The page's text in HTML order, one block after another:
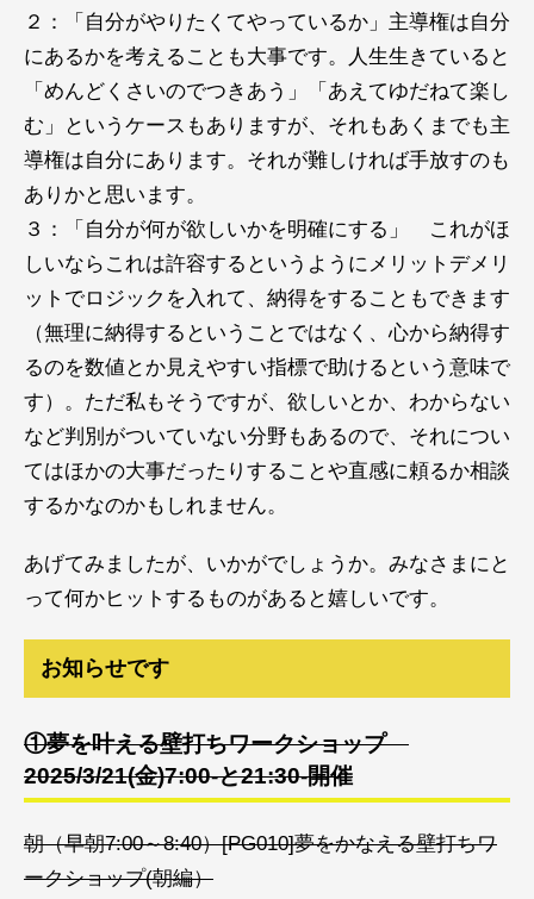
２：「自分がやりたくてやっているか」主導権は自分
にあるかを考えることも大事です。人生生きていると
「めんどくさいのでつきあう」「あえてゆだねて楽し
む」というケースもありますが、それもあくまでも主
導権は自分にあります。それが難しければ手放すのも
ありかと思います。
３：「自分が何が欲しいかを明確にする」 これがほ
しいならこれは許容するというようにメリットデメリ
ットでロジックを入れて、納得をすることもできます
（無理に納得するということではなく、心から納得す
るのを数値とか見えやすい指標で助けるという意味で
す）。ただ私もそうですが、欲しいとか、わからない
など判別がついていない分野もあるので、それについ
てはほかの大事だったりすることや直感に頼るか相談
するかなのかもしれません。
あげてみましたが、いかがでしょうか。みなさまにと
って何かヒットするものがあると嬉しいです。
お知らせです
①夢を叶える壁打ちワークショップ
2025/3/21(金)7:00-と21:30-開催
朝（早朝7:00～8:40）[PG010]夢をかなえる壁打ちワ
ークショップ(朝編）